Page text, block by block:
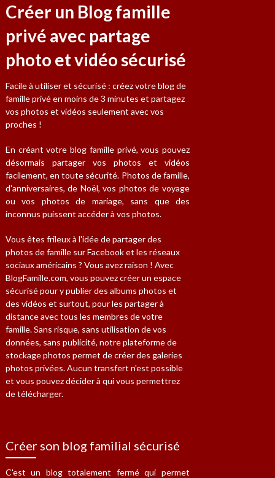
Créer un Blog famille
privé avec partage
photo et vidéo sécurisé
Facile à utiliser et sécurisé : créez votre blog de
famille privé en moins de 3 minutes et partagez
vos photos et vidéos seulement avec vos
proches !
En créant votre blog famille privé, vous pouvez
désormais partager vos photos et vidéos
facilement, en toute sécurité. Photos de famille,
d'anniversaires, de Noël, vos photos de voyage
ou vos photos de mariage, sans que des
inconnus puissent accéder à vos photos.
Vous êtes frileux à l'idée de partager des
photos de famille sur Facebook et les réseaux
sociaux américains ? Vous avez raison ! Avec
BlogFamille.com, vous pouvez créer un espace
sécurisé pour y publier des albums photos et
des vidéos et surtout, pour les partager à
distance avec tous les membres de votre
famille. Sans risque, sans utilisation de vos
données, sans publicité, notre plateforme de
stockage photos permet de créer des galeries
photos privées. Aucun transfert n'est possible
et vous pouvez décider à qui vous permettrez
de télécharger.
Créer son blog familial sécurisé
C'est un blog totalement fermé qui permet